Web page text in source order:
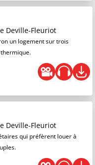
Deville-Fleuriot
un logement sur trois
thermique.
Deville-Fleuriot
qui préfèrent louer à